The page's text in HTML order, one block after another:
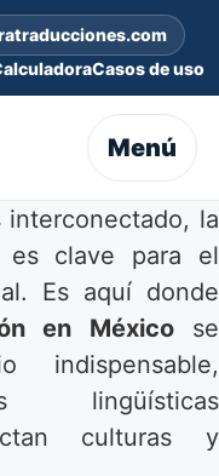
Casos de uso
Menú
interconectado, la
es clave para el
Es aquí donde
en Méxicose
lingüísticas
culturas y